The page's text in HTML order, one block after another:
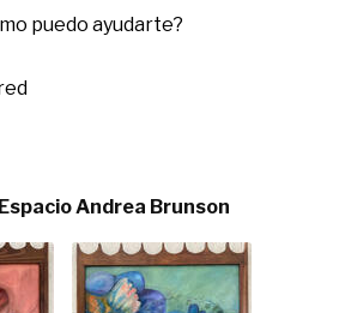
puedo ayudarte?
Andrea Brunson